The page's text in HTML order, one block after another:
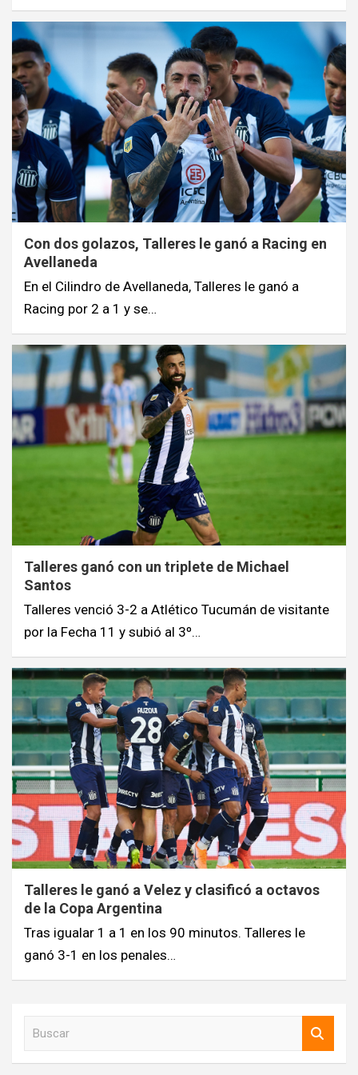
Con dos golazos, Talleres le ganó a Racing en
Avellaneda
En el Cilindro de Avellaneda, Talleres le ganó a
Racing por 2 a 1 y se…
Talleres ganó con un triplete de Michael
Santos
Talleres venció 3-2 a Atlético Tucumán de visitante
por la Fecha 11 y subió al 3º…
Talleres le ganó a Velez y clasificó a octavos
de la Copa Argentina
Tras igualar 1 a 1 en los 90 minutos. Talleres le
ganó 3-1 en los penales…